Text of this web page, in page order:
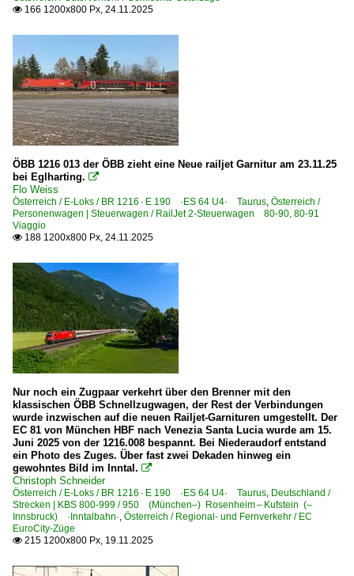
Transalpin
Regional- und Fernverkehr
EC EuroCity-Züge
NJ NightJet-Züge
REX Regional-Express-Züge
RGJ RegioJet-Züge
RJ RailJet-Züge
Sonstiges
Private EVUs
Stimmungsbilder
Strecken
Strecke (Lindau-Insel–) Bregenz – Bludenz
Strecke (Maribor–) Bleiburg – Villach – Weitlanbrunn (–
Strecke Amstetten (NÖ) – Selzthal ·Gesäusebahn·
Strecke Amstetten – Thörl-Maglern (–Tarvisio
Strecke Bruck/Mur – Radkersburg ·Murtal·
Strecke Gloggnitz – Mürzzuschlag ·Semmeringbahn·
Strecke Graz – Klagenfurt ·Koralmbahn· 'Ostsee-Adria-
Strecke Innsbruck – Hochzirl – Scharnitz (– Garmisch)
Strecke Innsbruck Hbf – Bludenz ·Arlbergbahn·
Strecke Innsbruck – Brennero/Brenner ·Brennerbahn·
 166 1200x800 Px, 24.11.2025
ÖBB 1216 013 der ÖBB zieht eine Neue railjet Garnitur am 23.11.25
bei Eglharting. 
Flo Weiss
Österreich / E-Loks / BR 1216 · E 190 ·ES 64 U4· Taurus, Österreich /
Personenwagen | Steuerwagen / RailJet 2-Steuerwagen 80-90, 80-91
Viaggio
 188 1200x800 Px, 24.11.2025
Nur noch ein Zugpaar verkehrt über den Brenner mit den
klassischen ÖBB Schnellzugwagen, der Rest der Verbindungen
wurde inzwischen auf die neuen Railjet-Garnituren umgestellt. Der
EC 81 von München HBF nach Venezia Santa Lucia wurde am 15.
Juni 2025 von der 1216.008 bespannt. Bei Niederaudorf entstand
ein Photo des Zuges. Über fast zwei Dekaden hinweg ein
gewohntes Bild im Inntal. 
Christoph Schneider
Österreich / E-Loks / BR 1216 · E 190 ·ES 64 U4· Taurus, Deutschland /
Strecken | KBS 800-999 / 950 (München–) Rosenheim – Kufstein (–
Innsbruck) ·Inntalbahn·, Österreich / Regional- und Fernverkehr / EC
EuroCity-Züge
 215 1200x800 Px, 19.11.2025